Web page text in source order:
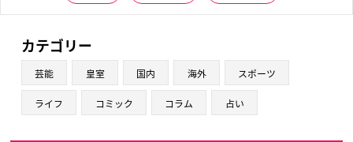
カテゴリー
芸能 皇室 国内 海外 スポーツ
ライフ コミック コラム 占い